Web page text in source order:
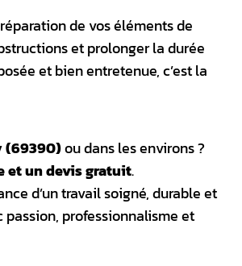
de vos éléments de
et prolonger la durée
et bien entretenue, c’est la
(69390)ou dans les environs ?
et un devis gratuit.
d’un travail soigné, durable et
professionnalisme et